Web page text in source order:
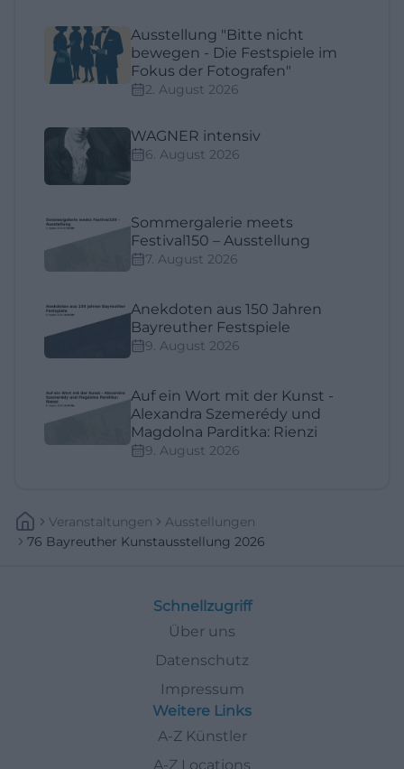
Ausstellung "Bitte nicht
bewegen - Die Festspiele im
Fokus der Fotografen"
2. August 2026
WAGNER intensiv
6. August 2026
Sommergalerie meets
Festival150 – Ausstellung
7. August 2026
Anekdoten aus 150 Jahren
Bayreuther Festspiele
9. August 2026
Auf ein Wort mit der Kunst -
Alexandra Szemerédy und
Magdolna Parditka: Rienzi
9. August 2026
Veranstaltungen
Ausstellungen
76 Bayreuther Kunstausstellung 2026
Schnellzugriff
Über uns
Datenschutz
Impressum
Weitere Links
A-Z Künstler
A-Z Locations